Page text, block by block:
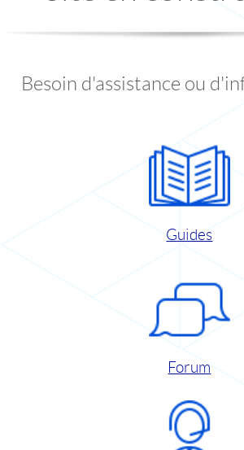
Besoin d'assistance ou
Guides
Forum